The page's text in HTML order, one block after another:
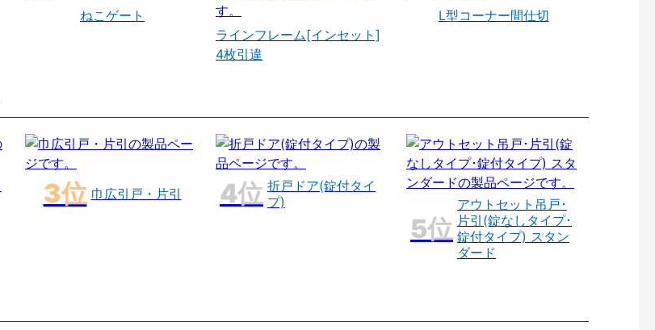
ねこゲート
ラインフレーム[インセット]
4枚引違
L型コーナー間仕切
巾広引戸・片引
折戸ドア(錠付タイ
プ)
アウトセット吊戸･
片引(錠なしタイプ･
錠付タイプ) スタン
ダード